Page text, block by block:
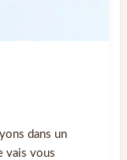
dans un
vais vous